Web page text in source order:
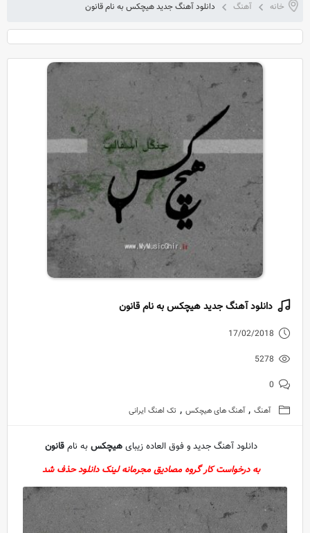
خانه آهنگ دانلود آهنگ جدید هیچکس به نام قانون
دانلود آهنگ جدید هیچکس به نام قانون
17/02/2018
5278
0
آهنگ , آهنگ های هیچکس , تک اهنگ ایرانی
دانلود آهنگ جدید و فوق العاده زیبایهیچکس به نامقانون
به درخواست کار گروه مصادیق مجرمانه لینک دانلود حذف شد